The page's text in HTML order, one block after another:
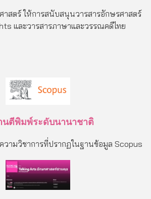
สตร์ ให้การสนับสนุนวารสารอักษรศาสตร์
และวารสารภาษาและวรรณคดีไทย
นตีพิมพ์ระดับนานาชาติ
ามวิชาการที่ปรากฏในฐานข้อมูล Scopus